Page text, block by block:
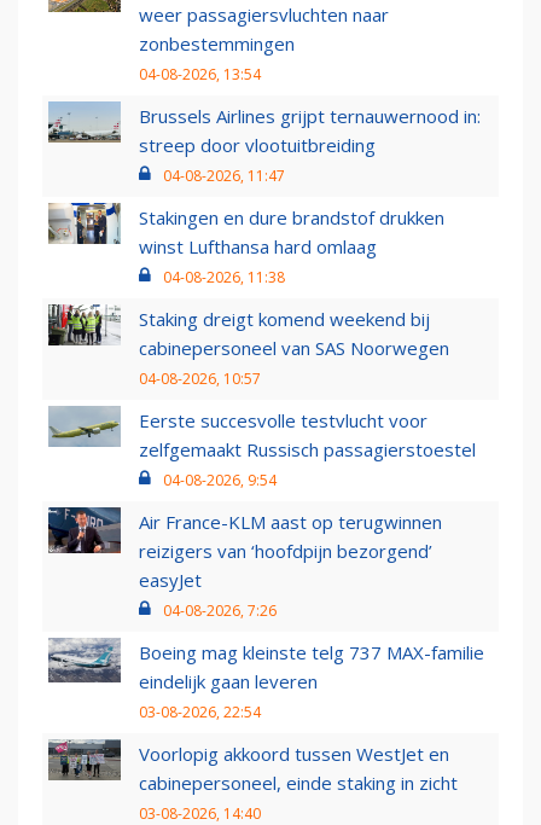
weer passagiersvluchten naar
zonbestemmingen
04-08-2026, 13:54
Brussels Airlines grijpt ternauwernood in:
streep door vlootuitbreiding
04-08-2026, 11:47
Stakingen en dure brandstof drukken
winst Lufthansa hard omlaag
04-08-2026, 11:38
Staking dreigt komend weekend bij
cabinepersoneel van SAS Noorwegen
04-08-2026, 10:57
Eerste succesvolle testvlucht voor
zelfgemaakt Russisch passagierstoestel
04-08-2026, 9:54
Air France-KLM aast op terugwinnen
reizigers van ‘hoofdpijn bezorgend’
easyJet
04-08-2026, 7:26
Boeing mag kleinste telg 737 MAX-familie
eindelijk gaan leveren
03-08-2026, 22:54
Voorlopig akkoord tussen WestJet en
cabinepersoneel, einde staking in zicht
03-08-2026, 14:40